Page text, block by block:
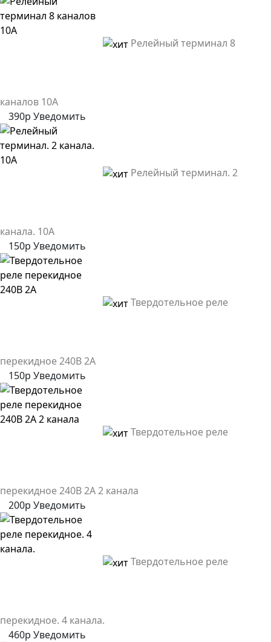
Релейный терминал 8
каналов 10А
390р Уведомить
Релейный терминал. 2
канала. 10А
150р Уведомить
Твердотельное реле
перекидное 240В 2А
150р Уведомить
Твердотельное реле
перекидное 240В 2А 2 канала
200р Уведомить
Твердотельное реле
перекидное. 4 канала.
460р Уведомить